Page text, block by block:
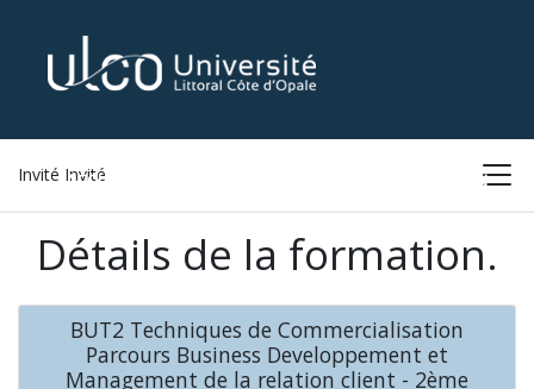
Invité Invité
ACCUEIL CONNEXION
Détails de la formation.
BUT2 Techniques de Commercialisation
Parcours Business Developpement et
Management de la relation client - 2ème